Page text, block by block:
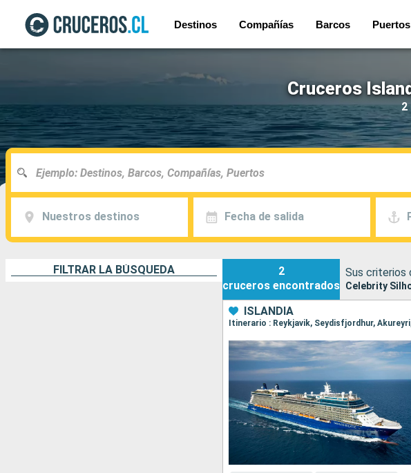
Destinos Compañías Barcos Puertos
Cruceros
2
Nuestros destinos Fecha de salida
FILTRAR LA BÚSQUEDA
2
cruceros encontrados
Sus criterios
Celebrity
ISLANDIA
Itinerario : Reykjavik, Seydisfjordhur,